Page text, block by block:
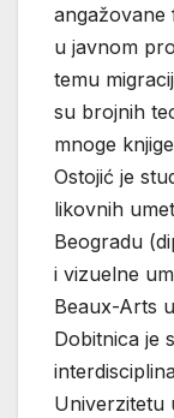
angažovane
u javnom
temu
su brojnih
mnoge
Ostojić je
likovnih
Beogradu
i vizuelne
Beaux-Arts
Dobitnica je
Univerzitetu